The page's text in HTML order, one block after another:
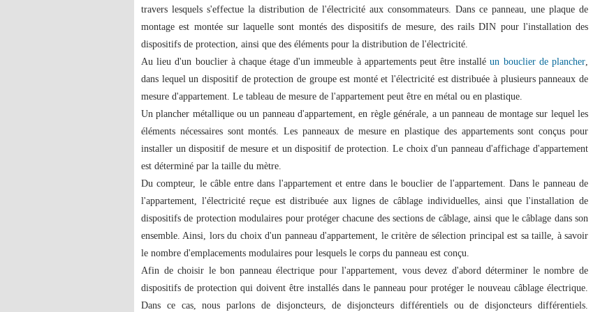
travers lesquels s'effectue la distribution de l'électricité aux consommateurs. Dans ce panneau, une plaque de
montage est montée sur laquelle sont montés des dispositifs de mesure, des rails DIN pour l'installation des
dispositifs de protection, ainsi que des éléments pour la distribution de l'électricité.
Au lieu d'un bouclier à chaque étage d'un immeuble à appartements peut être installéun bouclier de plancher,
dans lequel un dispositif de protection de groupe est monté et l'électricité est distribuée à plusieurs panneaux de
mesure d'appartement. Le tableau de mesure de l'appartement peut être en métal ou en plastique.
Un plancher métallique ou un panneau d'appartement, en règle générale, a un panneau de montage sur lequel les
éléments nécessaires sont montés. Les panneaux de mesure en plastique des appartements sont conçus pour
installer un dispositif de mesure et un dispositif de protection. Le choix d'un panneau d'affichage d'appartement
est déterminé par la taille du mètre.
Du compteur, le câble entre dans l'appartement et entre dans le bouclier de l'appartement. Dans le panneau de
l'appartement, l'électricité reçue est distribuée aux lignes de câblage individuelles, ainsi que l'installation de
dispositifs de protection modulaires pour protéger chacune des sections de câblage, ainsi que le câblage dans son
ensemble. Ainsi, lors du choix d'un panneau d'appartement, le critère de sélection principal est sa taille, à savoir
le nombre d'emplacements modulaires pour lesquels le corps du panneau est conçu.
Afin de choisir le bon panneau électrique pour l'appartement, vous devez d'abord déterminer le nombre de
dispositifs de protection qui doivent être installés dans le panneau pour protéger le nouveau câblage électrique.
Dans ce cas, nous parlons de disjoncteurs, de disjoncteurs différentiels ou de disjoncteurs différentiels.